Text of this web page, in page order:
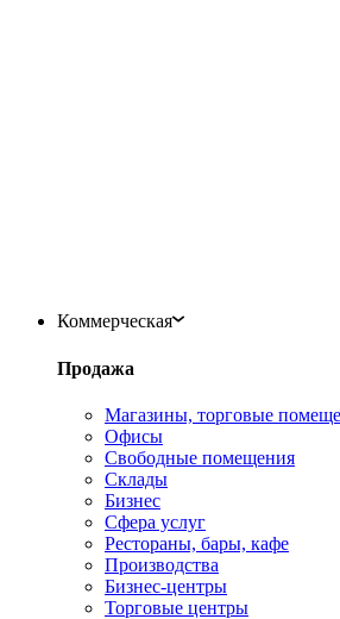
Коммерческая
Продажа
Магазины, торговые
Офисы
Свободные помещения
Склады
Бизнес
Сфера услуг
Рестораны, бары, кафе
Производства
Бизнес-центры
Торговые центры